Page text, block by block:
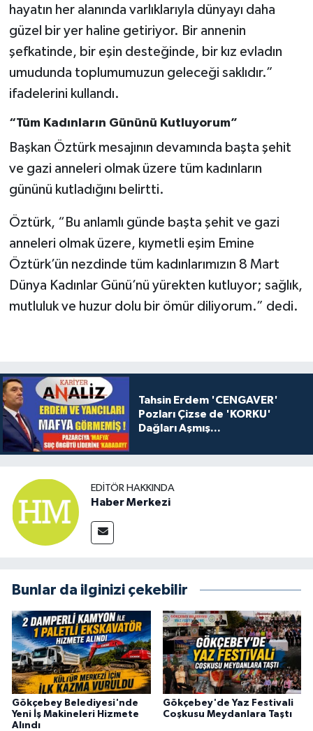
hayatın her alanında varlıklarıyla dünyayı daha
güzel bir yer haline getiriyor. Bir annenin
şefkatinde, bir eşin desteğinde, bir kız evladın
umudunda toplumumuzun geleceği saklıdır.”
ifadelerini kullandı.
“Tüm Kadınların Gününü Kutluyorum”
Başkan Öztürk mesajının devamında başta şehit
ve gazi anneleri olmak üzere tüm kadınların
gününü kutladığını belirtti.
Öztürk, “Bu anlamlı günde başta şehit ve gazi
anneleri olmak üzere, kıymetli eşim Emine
Öztürk’ün nezdinde tüm kadınlarımızın 8 Mart
Dünya Kadınlar Günü’nü yürekten kutluyor; sağlık,
mutluluk ve huzur dolu bir ömür diliyorum.” dedi.
Tahsin Erdem 'CENGAVER'
Pozları Çizse de 'KORKU'
Dağları Aşmış...
EDITÖR HAKKINDA
Haber Merkezi
Bunlar da ilginizi çekebilir
Gökçebey Belediyesi'nde
Yeni İş Makineleri Hizmete
Alındı
Gökçebey'de Yaz Festivali
Coşkusu Meydanlara Taştı